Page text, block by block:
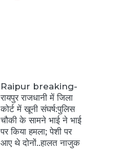
Raipur breaking-
रायपुर राजधानी में जिला
कोर्ट में खूनी संघर्ष:पुलिस
चौकी के सामने भाई ने भाई
पर किया हमला; पेशी पर
आए थे दोनों..हालत नाजुक